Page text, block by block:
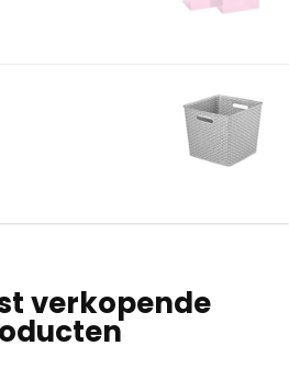
verkopende